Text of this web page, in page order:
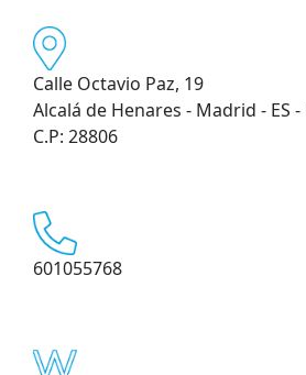
Calle Octavio Paz, 19
Alcalá de Henares - Madrid - ES -
C.P: 28806
601055768